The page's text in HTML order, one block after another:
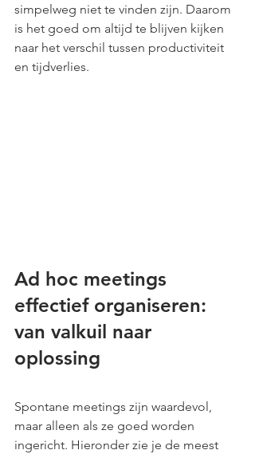
simpelweg niet te vinden zijn. Daarom
is het goed om altijd te blijven kijken
naar het verschil tussen productiviteit
en tijdverlies.
Ad hoc meetings
effectief organiseren:
van valkuil naar
oplossing
Spontane meetings zijn waardevol,
maar alleen als ze goed worden
ingericht. Hieronder zie je de meest